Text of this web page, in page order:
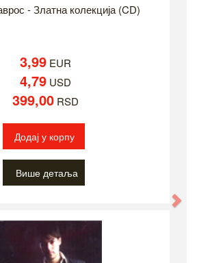
- Златна колекција (CD)
3,99 EUR
4,79 USD
399,00 RSD
Додај у корпу
Више детаља